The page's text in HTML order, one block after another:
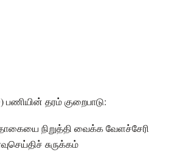
பணியின் தரம் குறைபாடு:
நிறுத்தி வைக்க வேளச்சேரி
சுருக்கம்